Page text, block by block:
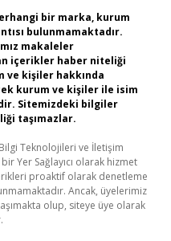
bir marka, kurum
bulunmamaktadır.
makaleler
içerikler haber niteliği
ve kişiler hakkında
kurum ve kişiler ile isim
Sitemizdeki bilgiler
taşımazlar.
Teknolojileri ve İletişim
Yer Sağlayıcı olarak hizmet
proaktif olarak denetleme
Ancak, üyelerimiz
olup, siteye üye olarak